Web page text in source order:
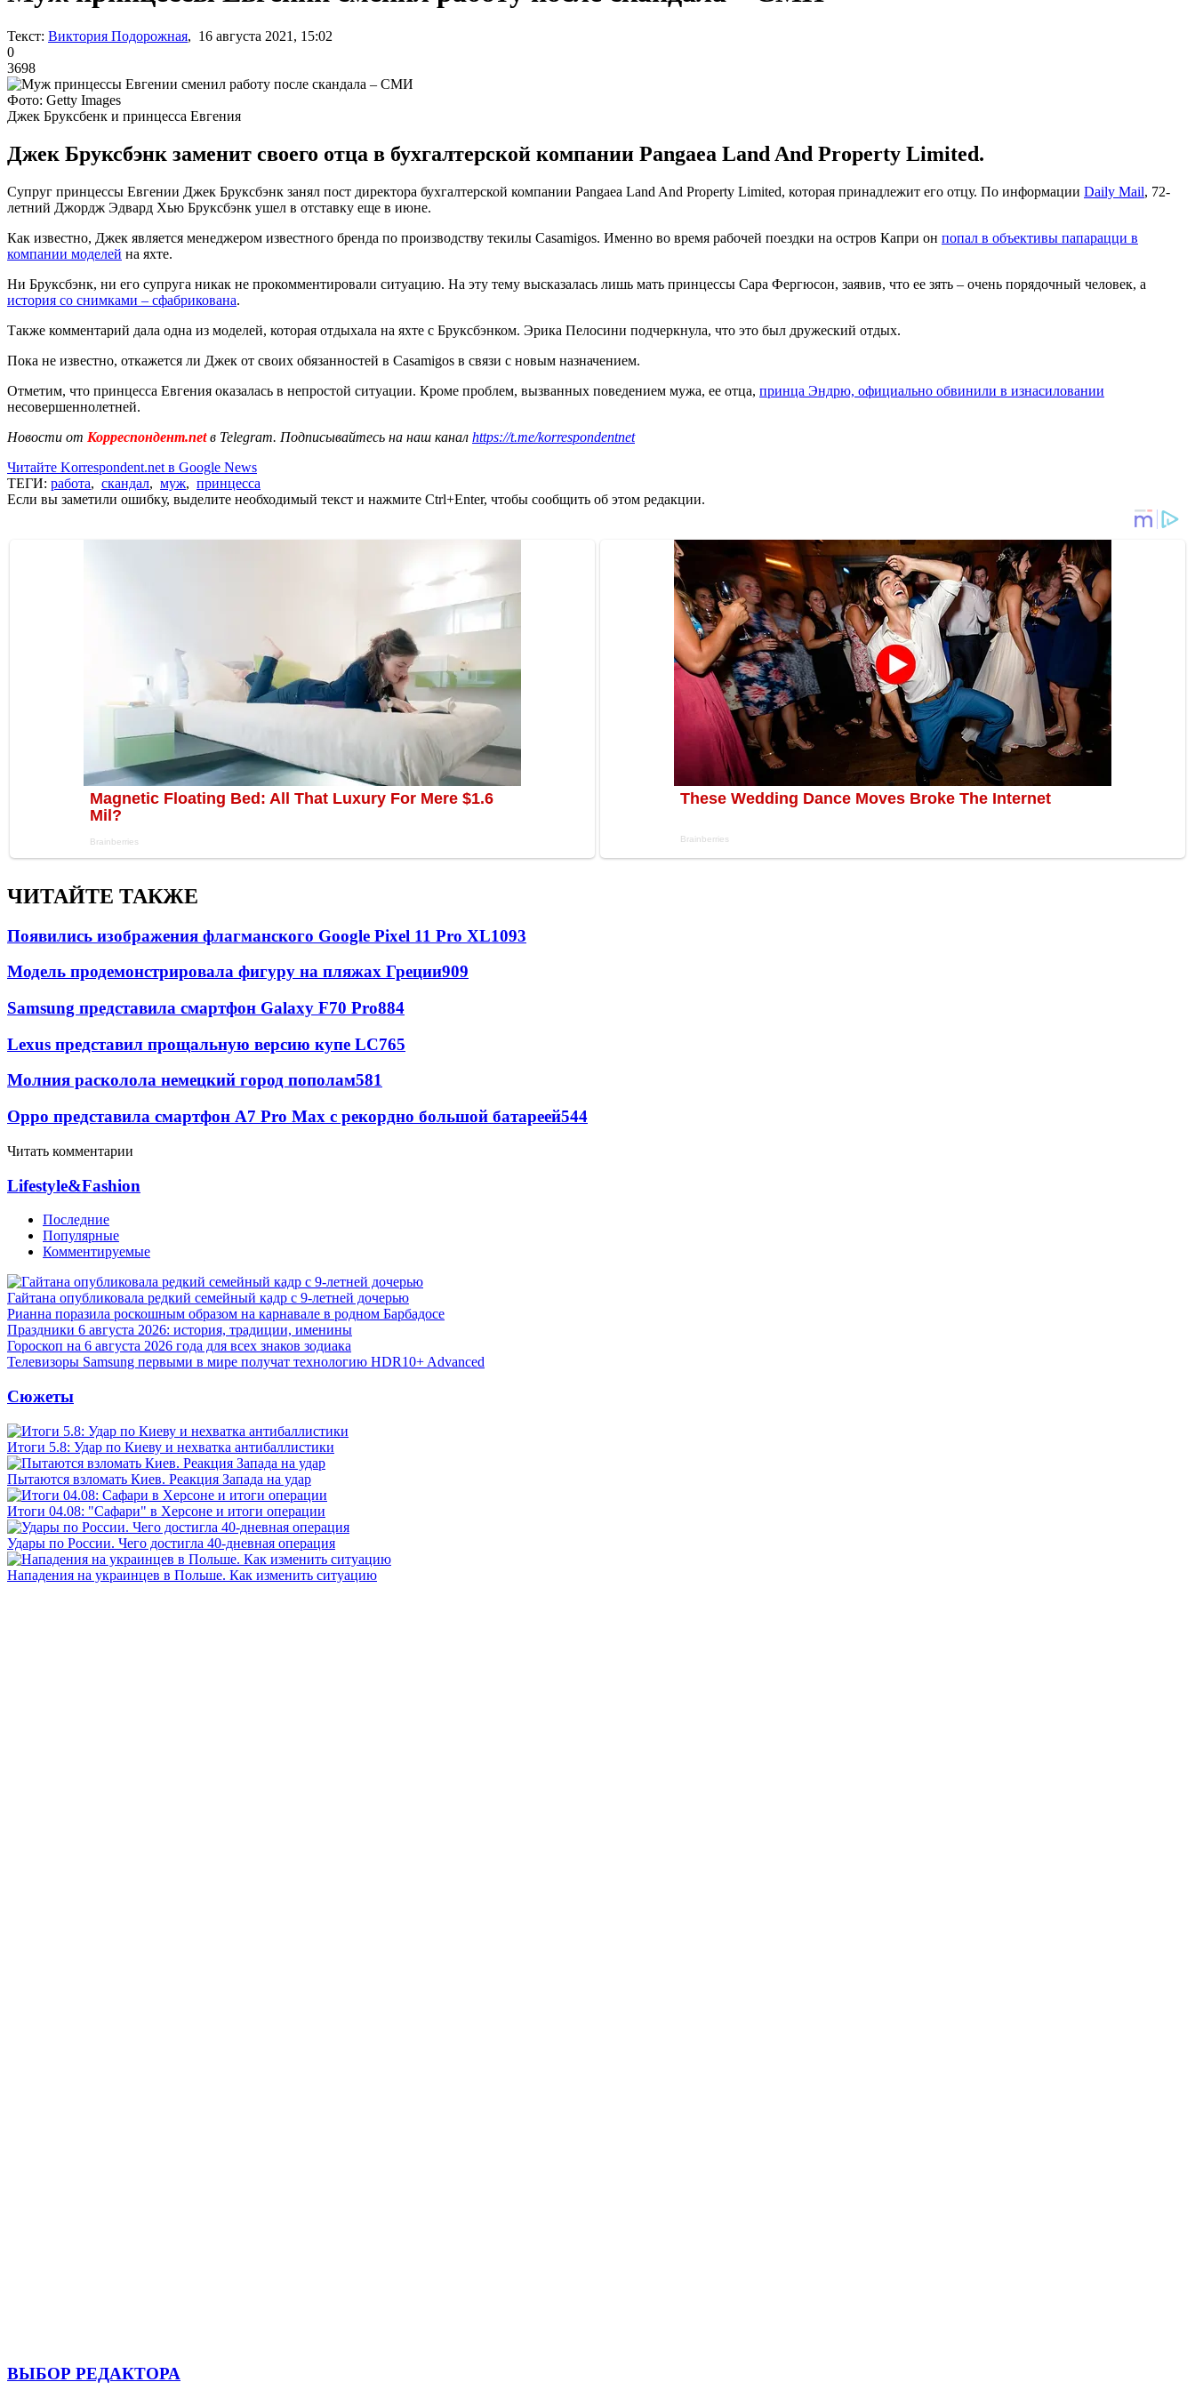
Текст: Виктория Подорожная, 16 августа 2021, 15:02
0
3698
Фото: Getty Images
Джек Бруксбенк и принцесса Евгения
Джек Бруксбэнк заменит своего отца в бухгалтерской компании Pangaea Land And Property Limited.
Супруг принцессы Евгении Джек Бруксбэнк занял пост директора бухгалтерской компании Pangaea Land And Property Limited, которая принадлежит его отцу. По информации Daily Mail, 72-
летний Джордж Эдвард Хью Бруксбэнк ушел в отставку еще в июне.
Как известно, Джек является менеджером известного бренда по производству текилы Casamigos. Именно во время рабочей поездки на остров Капри он попал в объективы папарацци в
компании моделей на яхте.
Ни Бруксбэнк, ни его супруга никак не прокомментировали ситуацию. На эту тему высказалась лишь мать принцессы Сара Фергюсон, заявив, что ее зять – очень порядочный человек, а
история со снимками – сфабрикована.
Также комментарий дала одна из моделей, которая отдыхала на яхте с Бруксбэнком. Эрика Пелосини подчеркнула, что это был дружеский отдых.
Пока не известно, откажется ли Джек от своих обязанностей в Casamigos в связи с новым назначением.
Отметим, что принцесса Евгения оказалась в непростой ситуации. Кроме проблем, вызванных поведением мужа, ее отца, принца Эндрю, официально обвинили в изнасиловании
несовершеннолетней.
Новости от Корреспондент.netв Telegram. Подписывайтесь на наш канал https://t.me/korrespondentnet
Читайте Korrespondent.net в Google News
ТЕГИ: работа, скандал, муж, принцесса
Если вы заметили ошибку, выделите необходимый текст и нажмите Ctrl+Enter, чтобы сообщить об этом редакции.
ЧИТАЙТЕ ТАКЖЕ
Появились изображения флагманского Google Pixel 11 Pro XL1093
Модель продемонстрировала фигуру на пляжах Греции909
Samsung представила смартфон Galaxy F70 Pro884
Lexus представил прощальную версию купе LC765
Молния расколола немецкий город пополам581
Oppo представила смартфон A7 Pro Max с рекордно большой батареей544
Читать комментарии
Lifestyle&Fashion
Последние
Популярные
Комментируемые
Гайтана опубликовала редкий семейный кадр с 9-летней дочерью
Рианна поразила роскошным образом на карнавале в родном Барбадосе
Праздники 6 августа 2026: история, традиции, именины
Гороскоп на 6 августа 2026 года для всех знаков зодиака
Телевизоры Samsung первыми в мире получат технологию HDR10+ Advanced
Сюжеты
Итоги 5.8: Удар по Киеву и нехватка антибаллистики
Пытаются взломать Киев. Реакция Запада на удар
Итоги 04.08: "Сафари" в Херсоне и итоги операции
Удары по России. Чего достигла 40-дневная операция
Нападения на украинцев в Польше. Как изменить ситуацию
ВЫБОР РЕДАКТОРА